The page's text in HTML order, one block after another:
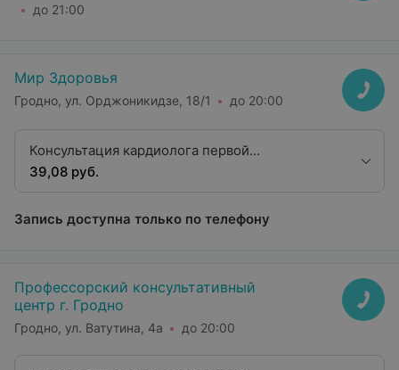
до 21:00
Мир Здоровья
Гродно, ул. Орджоникидзе, 18/1 до 20:00
Консультация кардиолога первой
квалификационной категории
39,08 руб.
Запись доступна только по телефону
Профессорский консультативный
центр г. Гродно
Гродно, ул. Ватутина, 4а до 20:00